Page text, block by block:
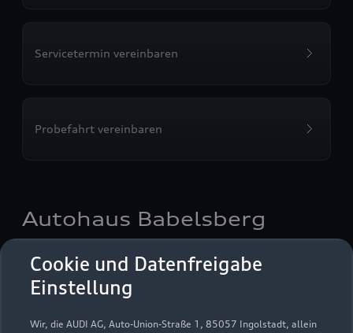
Cookie und Datenfreigabe
Einstellung
Wir, die AUDI AG, Auto-Union-Straße 1, 85057 Ingolstadt, allein
Servicetermin vereinbaren
Probefahrt vereinbaren
Autohaus Babelsberg
Autoverkauf
Servicepartner